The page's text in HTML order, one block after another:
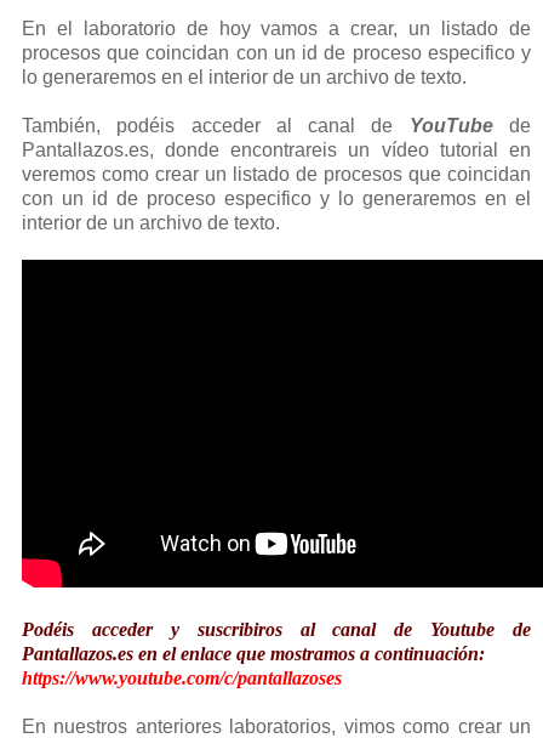
En el laboratorio de hoy vamos a crear, un listado de
procesos que coincidan con un id de proceso especifico y
lo generaremos en el interior de un archivo de texto.
También, podéis acceder al canal de YouTubede
Pantallazos.es, donde encontrareis un vídeo tutorial en
veremos como crear un listado de procesos que coincidan
con un id de proceso especifico y lo generaremos en el
interior de un archivo de texto.
Podéis acceder y suscribiros al canal de Youtube de
Pantallazos.es en el enlace que mostramos a continuación:
https://www.youtube.com/c/pantallazoses
En nuestros anteriores laboratorios, vimos como crear un